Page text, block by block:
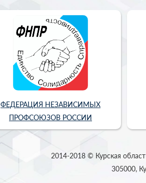
ФЕДЕРАЦИЯ НЕЗАВИСИМЫХ
ПРОФСОЮЗОВ РОССИИ
2014-2018 © Курская
305000,